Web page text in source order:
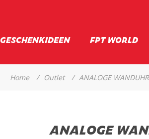
GESCHENKIDEEN FPT WORLD
Home / Outlet / ANALOGE WANDUHR
ANALOGE